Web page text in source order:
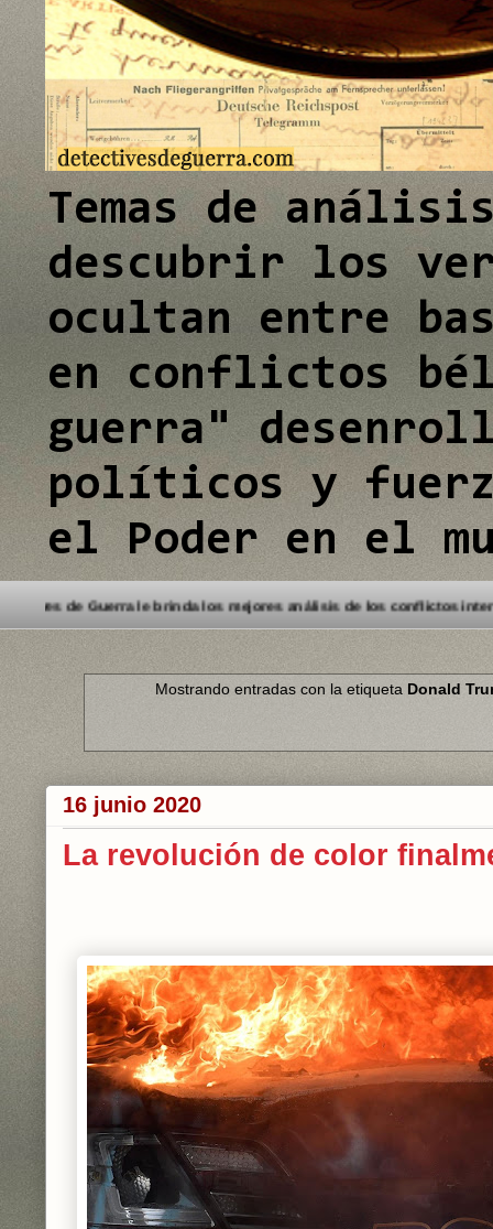
Temas de
descubrir los
ocultan entre
en conflictos
guerra"
políticos y
el Poder en el
a este Blog. Detectives de Guerra le brinda los mejores
Mostrando entradas con la etiqueta Donald
16 junio 2020
La revolución de color